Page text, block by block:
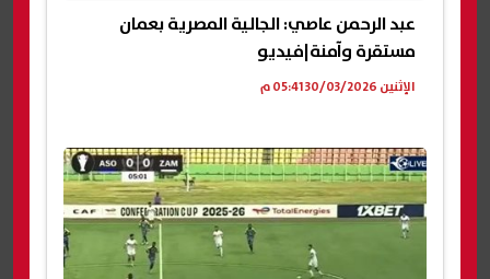
عبد الرحمن عاصي: الجالية المصرية بعمان
مستقرة وآمنة|فيديو
الإثنين 30/03/2026 05:41 م